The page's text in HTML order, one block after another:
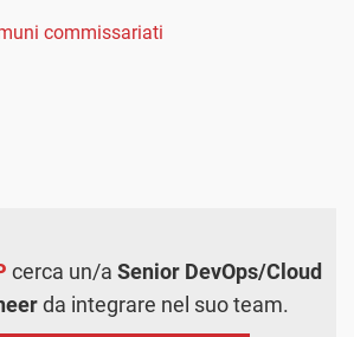
commissariati
cerca un/a Senior DevOps/Cloud
da integrare nel suo team.